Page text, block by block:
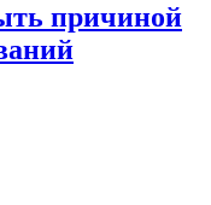
причиной